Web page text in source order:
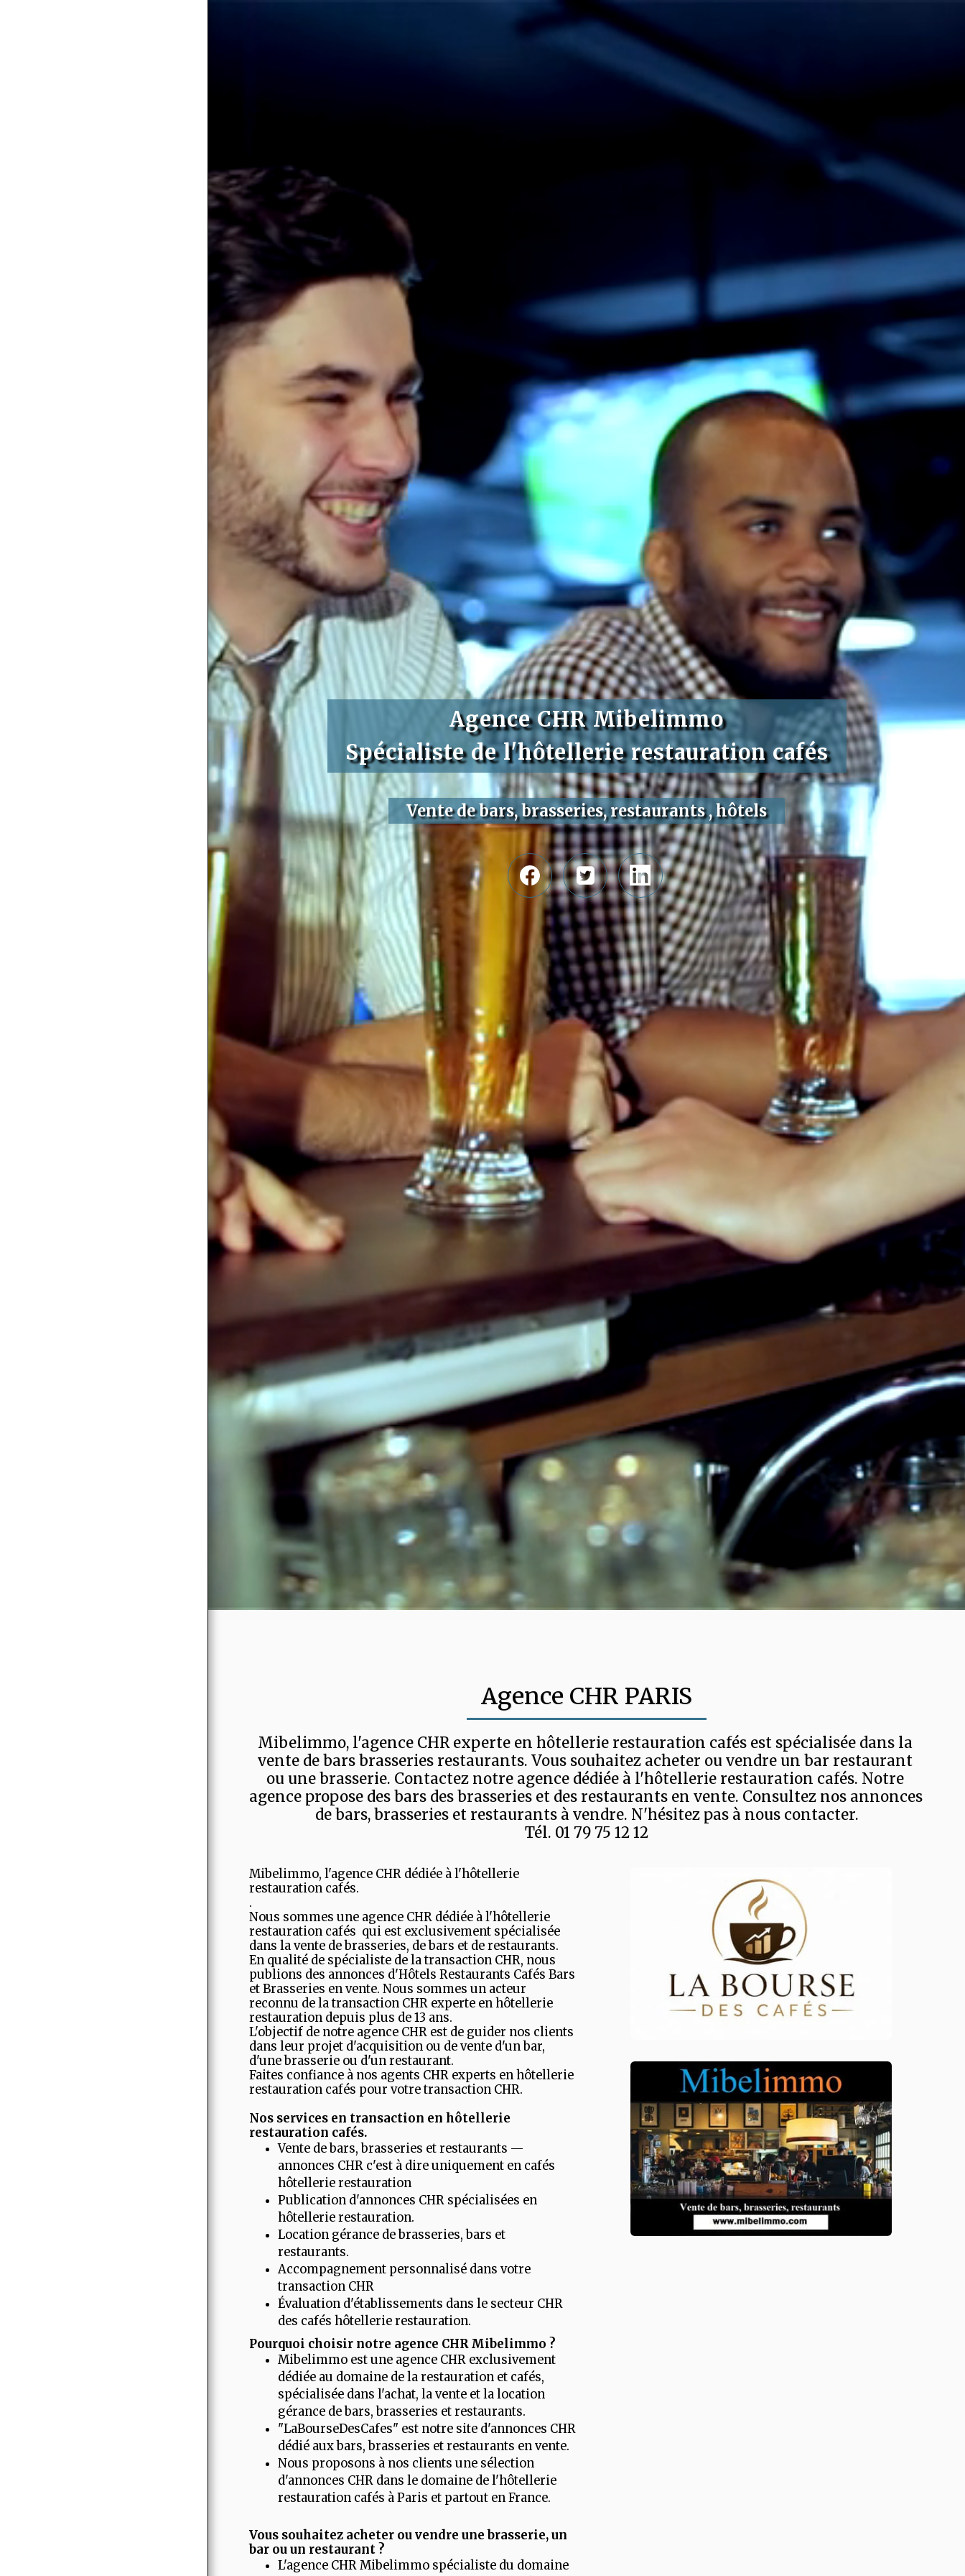
Agence CHR Mibelimmo
Spécialiste de l'hôtellerie restauration cafés
Vente de bars, brasseries, restaurants , hôtels
Agence CHR PARIS
Mibelimmo, l'agence CHR experte en hôtellerie restauration cafés est spécialisée dans la
vente de bars brasseries restaurants. Vous souhaitez acheter ou vendre un bar restaurant
ou une brasserie. Contactez notre agence dédiée à l'hôtellerie restauration cafés. Notre
agence propose des bars des brasseries et des restaurants en vente. Consultez nos annonces
de bars, brasseries et restaurants à vendre. N'hésitez pas à nous contacter.
Tél. 01 79 75 12 12
Mibelimmo, l'agence CHR dédiée à l'hôtellerie
restauration cafés.
.
Nous sommes une agence CHR dédiée à l'hôtellerie
restauration cafés qui est exclusivement spécialisée
dans la vente de brasseries, de bars et de restaurants.
En qualité de spécialiste de la transaction CHR, nous
publions des annonces d'Hôtels Restaurants Cafés Bars
et Brasseries en vente. Nous sommes un acteur
reconnu de la transaction CHR experte en hôtellerie
restauration depuis plus de 13 ans.
L'objectif de notre agence CHR est de guider nos clients
dans leur projet d'acquisition ou de vente d'un bar,
d'une brasserie ou d'un restaurant.
Faites confiance à nos agents CHR experts en hôtellerie
restauration cafés pour votre transaction CHR.
Nos services en transaction en hôtellerie
restauration cafés.
Vente de bars, brasseries et restaurants —
annonces CHR c'est à dire uniquement en cafés
hôtellerie restauration
Publication d'annonces CHR spécialisées en
hôtellerie restauration.
Location gérance de brasseries, bars et
restaurants.
Accompagnement personnalisé dans votre
transaction CHR
Évaluation d'établissements dans le secteur CHR
des cafés hôtellerie restauration.
Pourquoi choisir notre agence CHR Mibelimmo ?
Mibelimmo est une agence CHR exclusivement
dédiée au domaine de la restauration et cafés,
spécialisée dans l'achat, la vente et la location
gérance de bars, brasseries et restaurants.
"LaBourseDesCafes" est notre site d'annonces CHR
dédié aux bars, brasseries et restaurants en vente.
Nous proposons à nos clients une sélection
d'annonces CHR dans le domaine de l'hôtellerie
restauration cafés à Paris et partout en France.
Vous souhaitez acheter ou vendre une brasserie, un
bar ou un restaurant ?
L'agence CHR Mibelimmo spécialiste du domaine